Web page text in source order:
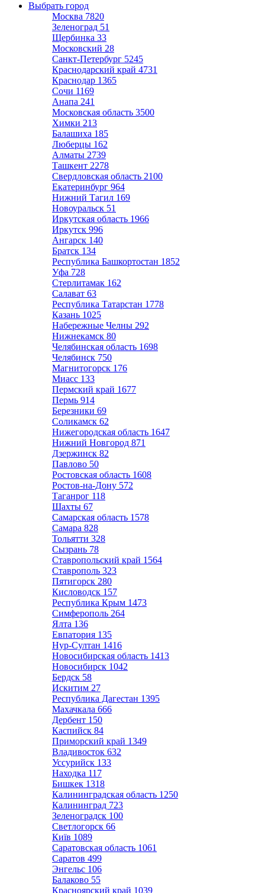
Выбрать город
Москва 7820
Зеленоград 51
Щербинка 33
Московский 28
Санкт-Петербург 5245
Краснодарский край 4731
Краснодар 1365
Сочи 1169
Анапа 241
Московская область 3500
Химки 213
Балашиха 185
Люберцы 162
Алматы 2739
Ташкент 2278
Свердловская область 2100
Екатеринбург 964
Нижний Тагил 169
Новоуральск 51
Иркутская область 1966
Иркутск 996
Ангарск 140
Братск 134
Республика Башкортостан 1852
Уфа 728
Стерлитамак 162
Салават 63
Республика Татарстан 1778
Казань 1025
Набережные Челны 292
Нижнекамск 80
Челябинская область 1698
Челябинск 750
Магнитогорск 176
Миасс 133
Пермский край 1677
Пермь 914
Березники 69
Соликамск 62
Нижегородская область 1647
Нижний Новгород 871
Дзержинск 82
Павлово 50
Ростовская область 1608
Ростов-на-Дону 572
Таганрог 118
Шахты 67
Самарская область 1578
Самара 828
Тольятти 328
Сызрань 78
Ставропольский край 1564
Ставрополь 323
Пятигорск 280
Кисловодск 157
Республика Крым 1473
Симферополь 264
Ялта 136
Евпатория 135
Нур-Султан 1416
Новосибирская область 1413
Новосибирск 1042
Бердск 58
Искитим 27
Республика Дагестан 1395
Махачкала 666
Дербент 150
Каспийск 84
Приморский край 1349
Владивосток 632
Уссурийск 133
Находка 117
Бишкек 1318
Калининградская область 1250
Калининград 723
Зеленоградск 100
Светлогорск 66
Київ 1089
Саратовская область 1061
Саратов 499
Энгельс 106
Балаково 55
Красноярский край 1039